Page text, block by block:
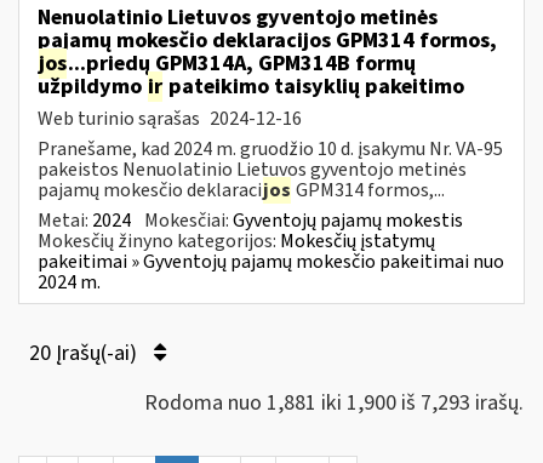
Nenuolatinio Lietuvos gyventojo metinės
pajamų mokesčio deklaracijos GPM314 formos,
jos...priedų GPM314A, GPM314B formų
užpildymo ir pateikimo taisyklių pakeitimo
Web turinio sąrašas 2024-12-16
Pranešame, kad 2024 m. gruodžio 10 d. įsakymu Nr. VA-95
pakeistos Nenuolatinio Lietuvos gyventojo metinės
pajamų mokesčio deklaracijos GPM314 formos,...
Metai: 2024 Mokesčiai:Gyventojų pajamų mokestis
Mokesčių žinyno kategorijos: Mokesčių įstatymų
pakeitimai » Gyventojų pajamų mokesčio pakeitimai nuo
2024 m.
20 Įrašų(-ai)
Rodoma nuo 1,881 iki 1,900 iš 7,293 irašų.